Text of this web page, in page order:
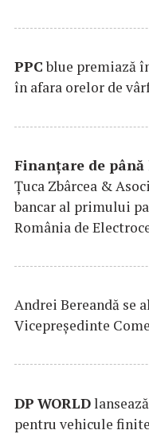
PPCblue premiază
în afara orelor de
Finanțare de până
Țuca Zbârcea &
bancar al primului
România de
Andrei Bereandă se
Vicepreședinte
DP WORLD
pentru vehicule